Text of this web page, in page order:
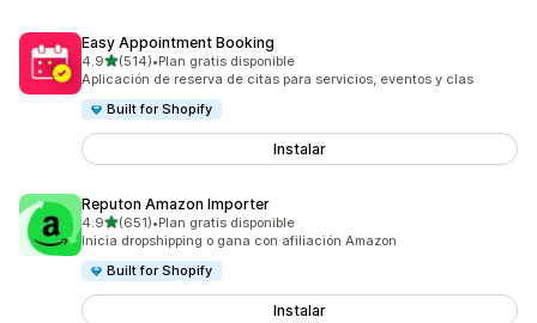
Easy Appointment Booking
4.9de 5 estrellas
(514)
514 reseñas en total
•Plan gratis disponible
Aplicación de reserva de citas para servicios, eventos y clas
Built for Shopify
Instalar
Reputon Amazon Importer
4.9de 5 estrellas
(651)
651 reseñas en total
•Plan gratis disponible
Inicia dropshipping o gana con afiliación Amazon
Built for Shopify
Instalar